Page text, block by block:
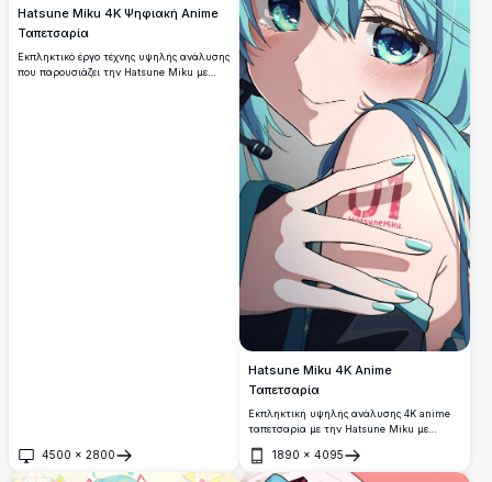
Hatsune Miku 4K Ψηφιακή Anime
Ταπετσαρία
Εκπληκτικό έργο τέχνης υψηλής ανάλυσης
που παρουσιάζει την Hatsune Miku με
4500 × 2800
Άνοιγμα
Hatsune Miku 4K Anime
Ταπετσαρία
Εκπληκτική υψηλής ανάλυσης 4K anime
ταπετσαρία με την Hatsune Miku με
μπλε-πράσινα μάτια. Τέλεια ψηφιακή
τέχνη που παρουσιάζει τον εμβληματικό
1890 × 4095
Άνοιγμα